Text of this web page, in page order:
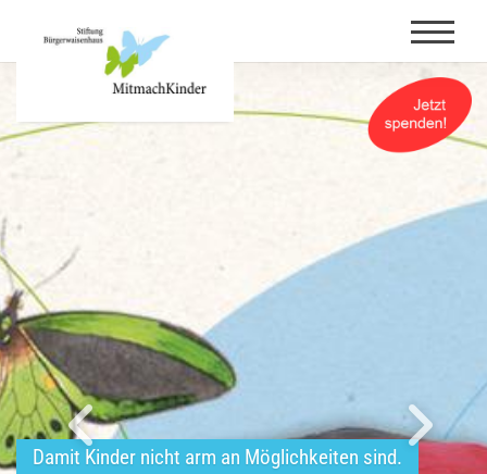
Damit Kinder nicht arm an Möglichkeiten sind.